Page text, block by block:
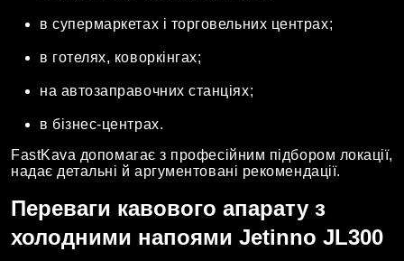
в супермаркетах і торговельних центрах;
в готелях, коворкінгах;
на автозаправочних станціях;
в бізнес-центрах.
FastKava допомагає з професійним підбором локації,
надає детальні й аргументовані рекомендації.
Переваги кавового апарату з
холодними напоями Jetinno JL300